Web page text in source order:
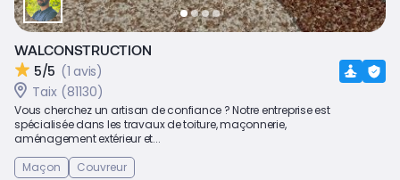
WALCONSTRUCTION
5/5 (1 avis)
Taix (81130)
Vous cherchez un artisan de confiance ? Notre entreprise est
spécialisée dans les travaux de toiture, maçonnerie,
aménagement extérieur et...
Maçon
Couvreur